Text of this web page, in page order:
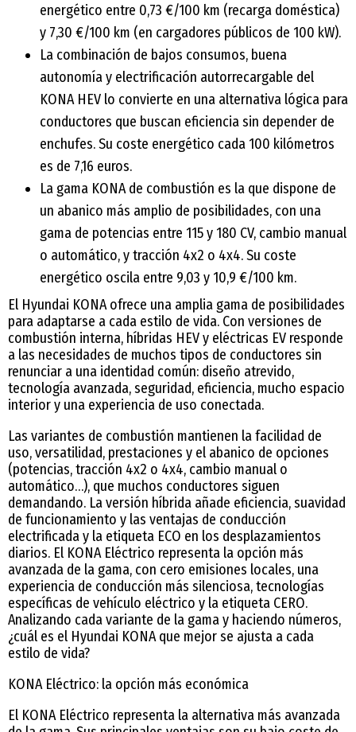
energético entre 0,73 €/100 km (recarga doméstica)
y 7,30 €/100 km (en cargadores públicos de 100 kW).
La combinación de bajos consumos, buena
autonomía y electrificación autorrecargable del
KONA HEV lo convierte en una alternativa lógica para
conductores que buscan eficiencia sin depender de
enchufes. Su coste energético cada 100 kilómetros
es de 7,16 euros.
La gama KONA de combustión es la que dispone de
un abanico más amplio de posibilidades, con una
gama de potencias entre 115 y 180 CV, cambio manual
o automático, y tracción 4x2 o 4x4. Su coste
energético oscila entre 9,03 y 10,9 €/100 km.
El Hyundai KONA ofrece una amplia gama de posibilidades
para adaptarse a cada estilo de vida. Con versiones de
combustión interna, híbridas HEV y eléctricas EV responde
a las necesidades de muchos tipos de conductores sin
renunciar a una identidad común: diseño atrevido,
tecnología avanzada, seguridad, eficiencia, mucho espacio
interior y una experiencia de uso conectada.
Las variantes de combustión mantienen la facilidad de
uso, versatilidad, prestaciones y el abanico de opciones
(potencias, tracción 4x2 o 4x4, cambio manual o
automático…), que muchos conductores siguen
demandando. La versión híbrida añade eficiencia, suavidad
de funcionamiento y las ventajas de conducción
electrificada y la etiqueta ECO en los desplazamientos
diarios. El KONA Eléctrico representa la opción más
avanzada de la gama, con cero emisiones locales, una
experiencia de conducción más silenciosa, tecnologías
específicas de vehículo eléctrico y la etiqueta CERO.
Analizando cada variante de la gama y haciendo números,
¿cuál es el Hyundai KONA que mejor se ajusta a cada
estilo de vida?
KONA Eléctrico: la opción más económica
El KONA Eléctrico representa la alternativa más avanzada